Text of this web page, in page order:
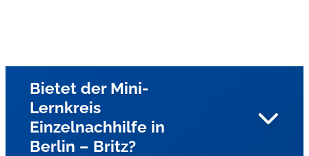
Bietet der Mini-
Lernkreis
Einzelnachhilfe in
Berlin – Britz?